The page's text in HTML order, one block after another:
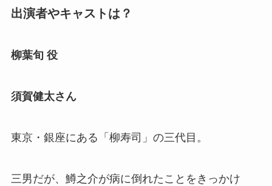
出演者やキャストは？
柳葉旬 役
須賀健太さん
東京・銀座にある「柳寿司」の三代目。
三男だが、鱒之介が病に倒れたことをきっかけ